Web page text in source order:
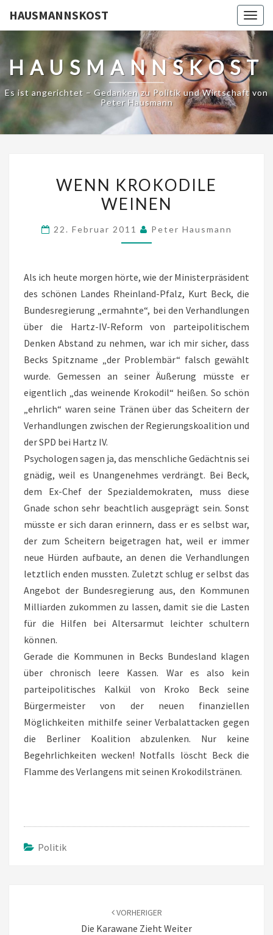
HAUSMANNSKOST
HAUSMANNSKOST
Es ist angerichtet – Gedanken zu Politik und Wirtschaft von
Peter Hausmann
KROKODILE
WEINEN
WENN KROKODILE
WEINEN
22. Februar 2011 Peter Hausmann
Als ich heute morgen hörte, wie der Ministerpräsident
des schönen Landes Rheinland-Pfalz, Kurt Beck, die
Bundesregierung „ermahnte“, bei den Verhandlungen
über die Hartz-IV-Reform von parteipolitischem
Denken Abstand zu nehmen, war ich mir sicher, dass
Becks Spitzname „der Problembär“ falsch gewählt
wurde. Gemessen an seiner Äußerung müsste er
eigentlich „das weinende Krokodil“ heißen. So schön
„ehrlich“ waren seine Tränen über das Scheitern der
Verhandlungen zwischen der Regierungskoalition und
der SPD bei Hartz IV.
Psychologen sagen ja, das menschliche Gedächtnis sei
gnädig, weil es Unangenehmes verdrängt. Bei Beck,
dem Ex-Chef der Spezialdemokraten, muss diese
Gnade schon sehr beachtlich ausgeprägt sein. Sonst
müsste er sich daran erinnern, dass er es selbst war,
der zum Scheitern beigetragen hat, weil er immer
neue Hürden aufbaute, an denen die Verhandlungen
letztlich enden mussten. Zuletzt schlug er selbst das
Angebot der Bundesregierung aus, den Kommunen
Milliarden zukommen zu lassen, damit sie die Lasten
für die Hilfen bei Altersarmut leichter schultern
können.
Gerade die Kommunen in Becks Bundesland klagen
über chronisch leere Kassen. War es also kein
parteipolitisches Kalkül von Kroko Beck seine
Bürgermeister von der neuen finanziellen
Möglichkeiten mithilfe seiner Verbalattacken gegen
die Berliner Koalition abzulenken. Nur keine
Begehrlichkeiten wecken! Notfalls löscht Beck die
Flamme des Verlangens mit seinen Krokodilstränen.
Politik
VORHERIGER
Die Karawane Zieht Weiter